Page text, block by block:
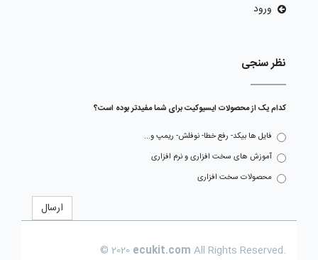
ورود
نظر سنجی
کدام یک از محصولات ایسیوکیت برای شما مفیدتر بوده است؟
فایل ها بیکد- رفع خطا- نوفلش- ریمپ و...
آموزش های سخت افزاری و نرم افزاری
محصولات سخت افزاری
ارسال
© 2020 ecukit.com All Rights Reserved.